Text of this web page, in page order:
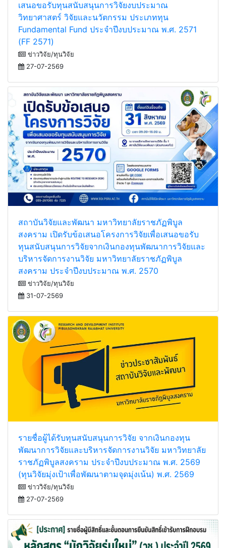
ราชภัฏพิบูลสงคราม เปิดรับข้อเสนอโครงการวิจัยเพื่อ
เสนอขอรับทุนสนับสนุนการวิจัยงบประมาณ
วิทยาศาสตร์ วิจัยและนวัตกรรม ประเภททุน
Fundamental Fund ประจำปีงบประมาณ พ.ศ. 2571
(FF 2571)
ข่าววิจัย/ทุนวิจัย
สถาบันวิจัยและพัฒนา มหาวิทยาลัยราชภัฏพิบูล
สงคราม เปิดรับข้อเสนอโครงการวิจัยเพื่อเสนอขอรับ
ทุนสนับสนุนการวิจัยจากเงินกองทุนพัฒนาการวิจัยและ
บริหารจัดการงานวิจัย มหาวิทยาลัยราชภัฏพิบูล
สงคราม ประจำปีงบประมาณ พ.ศ. 2570
ข่าววิจัย/ทุนวิจัย
รายชื่อผู้ได้รับทุนสนับสนุนการวิจัย จากเงินกองทุน
พัฒนาการวิจัยและบริหารจัดการงานวิจัย มหาวิทยาลัย
ราชภัฏพิบูลสงคราม ประจำปีงบประมาณ พ.ศ. 2569
(ทุนวิจัยมุ่งเป้าเพื่อพัฒนาตามจุดมุ่งเน้น) พ.ศ. 2569
ข่าววิจัย/ทุนวิจัย